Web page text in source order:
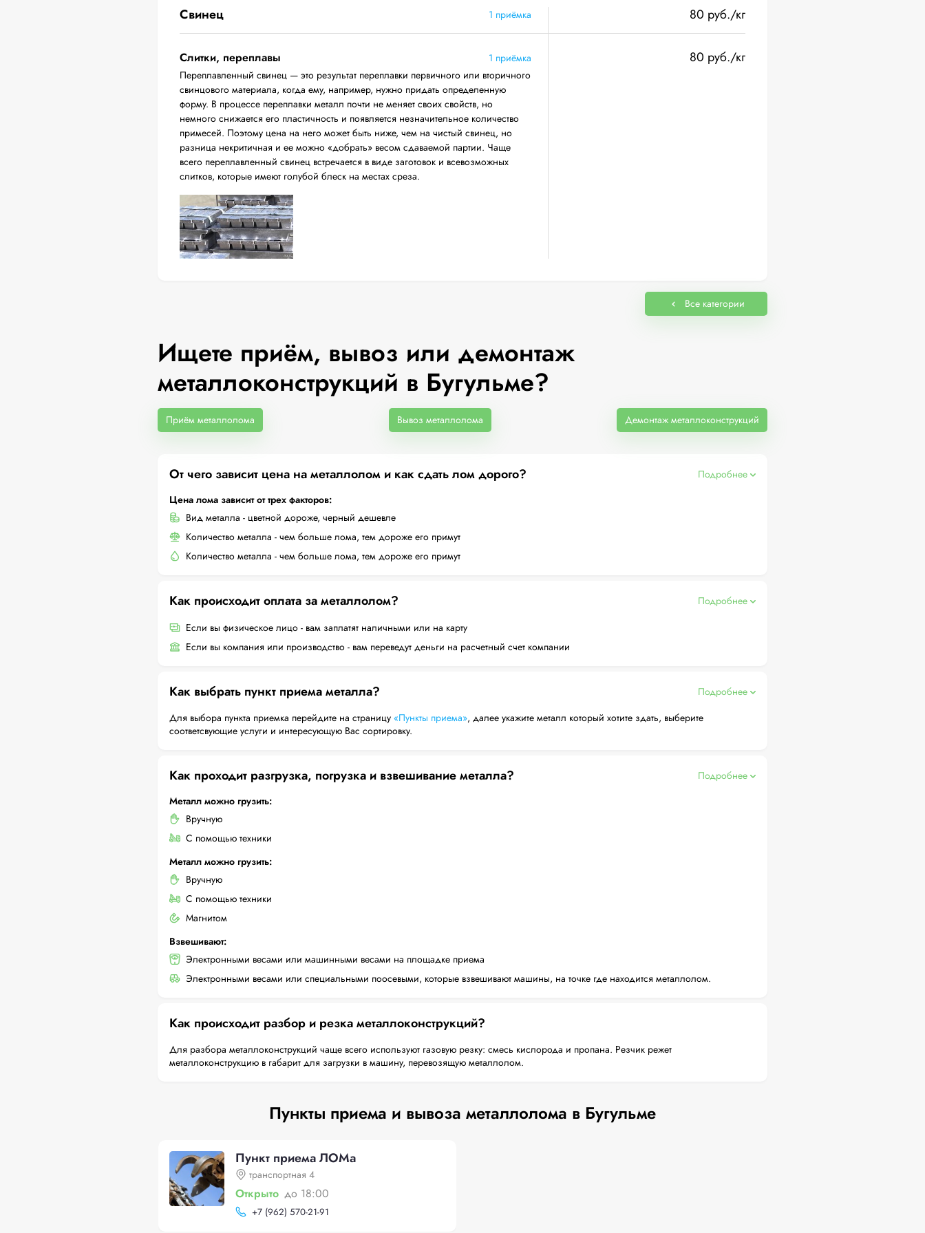
Свинец 1 приёмка 80 руб./кг
Слитки, переплавы
1 приёмка
Переплавленный свинец — это результат переплавки первичного или вторичного
свинцового материала, когда ему, например, нужно придать определенную
форму. В процессе переплавки металл почти не меняет своих свойств, но
немного снижается его пластичность и появляется незначительное количество
примесей. Поэтому цена на него может быть ниже, чем на чистый свинец, но
разница некритичная и ее можно «добрать» весом сдаваемой партии. Чаще
всего переплавленный свинец встречается в виде заготовок и всевозможных
слитков, которые имеют голубой блеск на местах среза.
80 руб./кг
Все категории
Ищете приём, вывоз или демонтаж
металлоконструкций в Бугульме?
Приём металлолома Вывоз металлолома Демонтаж металлоконструкций
От чего зависит цена на металлолом и как сдать лом дорого?
Подробнее
Цена лома зависит от трех факторов:
Вид металла - цветной дороже, черный дешевле
Количество металла - чем больше лома, тем дороже его примут
Количество металла - чем больше лома, тем дороже его примут
Как происходит оплата за металлолом?
Подробнее
Если вы физическое лицо - вам заплатят наличными или на карту
Если вы компания или производство - вам переведут деньги на расчетный счет компании
Как выбрать пункт приема металла?
Подробнее
Для выбора пункта приемка перейдите на страницу «Пункты приема», далее укажите металл который хотите здать, выберите
соответсвующие услуги и интересующую Вас сортировку.
Как проходит разгрузка, погрузка и взвешивание металла?
Подробнее
Металл можно грузить:
Вручную
С помощью техники
Металл можно грузить:
Вручную
С помощью техники
Магнитом
Взвешивают:
Электронными весами или машинными весами на площадке приема
Электронными весами или специальными поосевыми, которые взвешивают машины, на точке где находится металлолом.
Как происходит разбор и резка металлоконструкций?
Для разбора металлоконструкций чаще всего используют газовую резку: смесь кислорода и пропана. Резчик режет
металлоконструкцию в габарит для загрузки в машину, перевозящую металлолом.
Пункты приема и вывоза металлолома в Бугульме
Пункт приема ЛОМа
транспортная 4
Открыто до 18:00
+7 (962) 570-21-91